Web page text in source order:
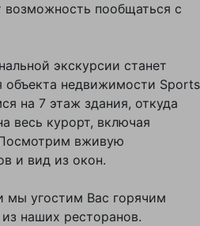
возможность пообщаться с
экскурсии станет
объекта недвижимости Sports
на 7 этаж здания, откуда
весь курорт, включая
вживую
и вид из окон.
мы угостим Вас горячим
наших ресторанов.